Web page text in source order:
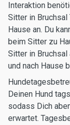
Interaktion
Sitter in
Hause an. Du
beim Sitter zu
Sitter in
und nach Hause
Deinen Hund
sodass Dich
erwartet.